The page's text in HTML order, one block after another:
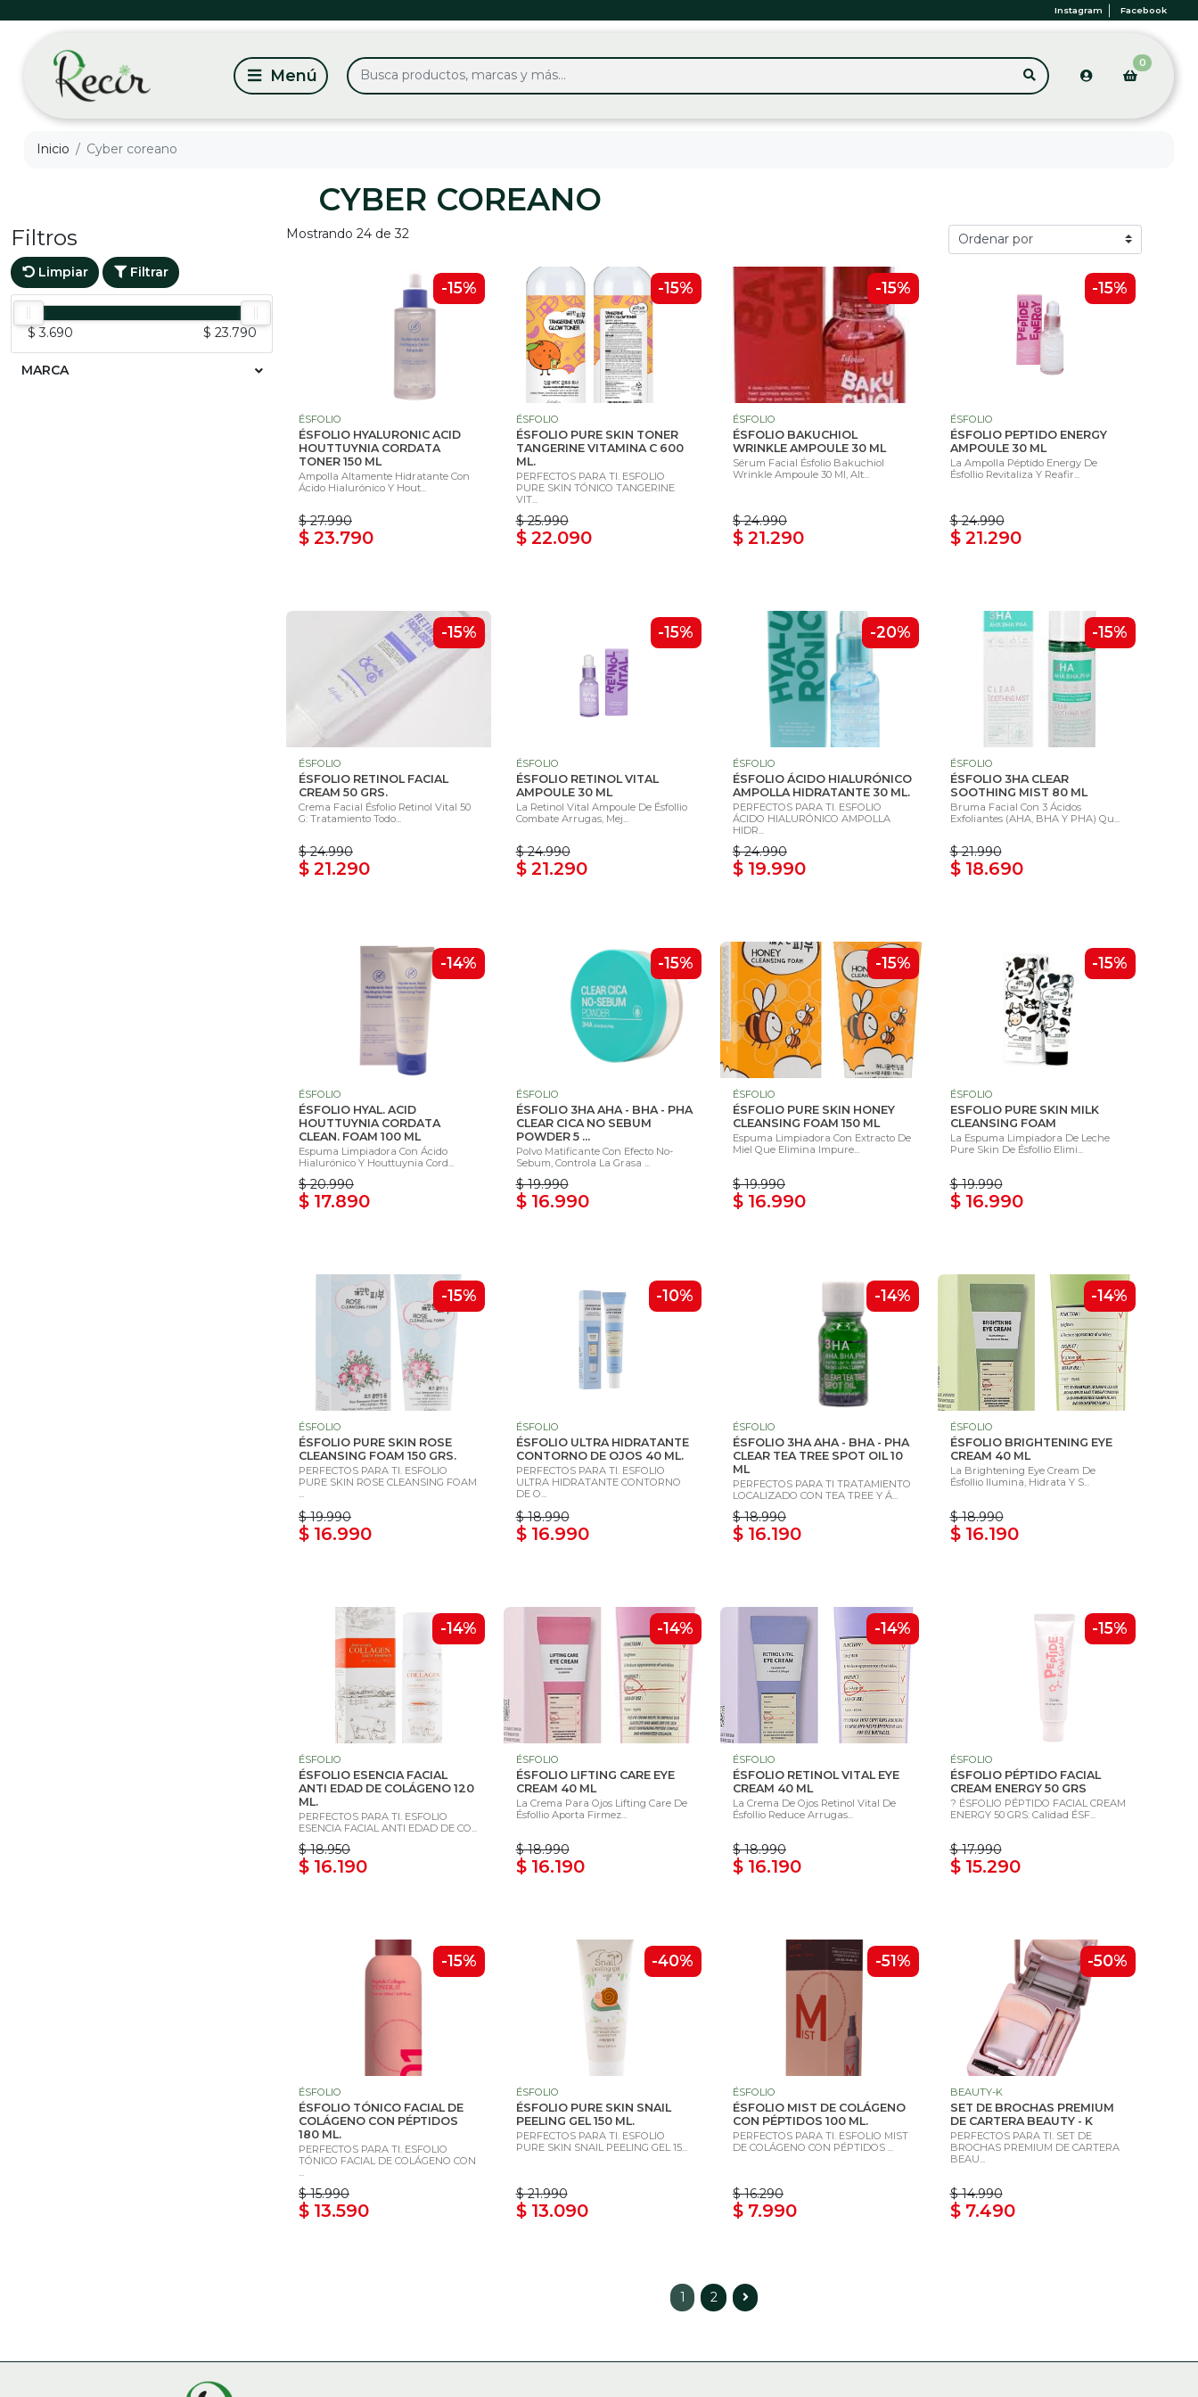
Instagram Facebook
0
Inicio Cyber coreano
CYBER COREANO
Filtros
Limpiar Filtrar
$ 3.690 $ 23.790
MARCA
Mostrando 24 de 32
-15%
ÉSFOLIO
ÉSFOLIO HYALURONIC ACID
HOUTTUYNIA CORDATA
TONER 150 ML
Ampolla Altamente Hidratante Con
Ácido Hialurónico Y Hout...
$ 27.990
$ 23.790
-15%
ÉSFOLIO
ÉSFOLIO PURE SKIN TONER
TANGERINE VITAMINA C 600
ML.
PERFECTOS PARA TI. ESFOLIO
PURE SKIN TÓNICO TANGERINE
VIT...
$ 25.990
$ 22.090
-15%
ÉSFOLIO
ÉSFOLIO BAKUCHIOL
WRINKLE AMPOULE 30 ML
Sérum Facial Ésfolio Bakuchiol
Wrinkle Ampoule 30 Ml, Alt...
$ 24.990
$ 21.290
-15%
ÉSFOLIO
ÉSFOLIO PEPTIDO ENERGY
AMPOULE 30 ML
La Ampolla Péptido Energy De
Ésfollio Revitaliza Y Reafir...
$ 24.990
$ 21.290
-15%
ÉSFOLIO
ÉSFOLIO RETINOL FACIAL
CREAM 50 GRS.
Crema Facial Ésfolio Retinol Vital 50
G: Tratamiento Todo...
$ 24.990
$ 21.290
-15%
ÉSFOLIO
ÉSFOLIO RETINOL VITAL
AMPOULE 30 ML
La Retinol Vital Ampoule De Ésfollio
Combate Arrugas, Mej...
$ 24.990
$ 21.290
-20%
ÉSFOLIO
ÉSFOLIO ÁCIDO HIALURÓNICO
AMPOLLA HIDRATANTE 30 ML.
PERFECTOS PARA TI. ESFOLIO
ÁCIDO HIALURÓNICO AMPOLLA
HIDR...
$ 24.990
$ 19.990
-15%
ÉSFOLIO
ÉSFOLIO 3HA CLEAR
SOOTHING MIST 80 ML
Bruma Facial Con 3 Ácidos
Exfoliantes (AHA, BHA Y PHA) Qu...
$ 21.990
$ 18.690
-14%
ÉSFOLIO
ÉSFOLIO HYAL. ACID
HOUTTUYNIA CORDATA
CLEAN. FOAM 100 ML
Espuma Limpiadora Con Ácido
Hialurónico Y Houttuynia Cord...
$ 20.990
$ 17.890
-15%
ÉSFOLIO
ÉSFOLIO 3HA AHA - BHA - PHA
CLEAR CICA NO SEBUM
POWDER 5 ...
Polvo Matificante Con Efecto No-
Sebum, Controla La Grasa ...
$ 19.990
$ 16.990
-15%
ÉSFOLIO
ÉSFOLIO PURE SKIN HONEY
CLEANSING FOAM 150 ML
Espuma Limpiadora Con Extracto De
Miel Que Elimina Impure...
$ 19.990
$ 16.990
-15%
ÉSFOLIO
ESFOLIO PURE SKIN MILK
CLEANSING FOAM
La Espuma Limpiadora De Leche
Pure Skin De Ésfollio Elimi...
$ 19.990
$ 16.990
-15%
ÉSFOLIO
ÉSFOLIO PURE SKIN ROSE
CLEANSING FOAM 150 GRS.
PERFECTOS PARA TI. ESFOLIO
PURE SKIN ROSE CLEANSING FOAM
...
$ 19.990
$ 16.990
-10%
ÉSFOLIO
ÉSFOLIO ULTRA HIDRATANTE
CONTORNO DE OJOS 40 ML.
PERFECTOS PARA TI. ESFOLIO
ULTRA HIDRATANTE CONTORNO
DE O...
$ 18.990
$ 16.990
-14%
ÉSFOLIO
ÉSFOLIO 3HA AHA - BHA - PHA
CLEAR TEA TREE SPOT OIL 10
ML
PERFECTOS PARA TI TRATAMIENTO
LOCALIZADO CON TEA TREE Y Á...
$ 18.990
$ 16.190
-14%
ÉSFOLIO
ÉSFOLIO BRIGHTENING EYE
CREAM 40 ML
La Brightening Eye Cream De
Ésfollio Ilumina, Hidrata Y S...
$ 18.990
$ 16.190
-14%
ÉSFOLIO
ÉSFOLIO ESENCIA FACIAL
ANTI EDAD DE COLÁGENO 120
ML.
PERFECTOS PARA TI. ESFOLIO
ESENCIA FACIAL ANTI EDAD DE CO...
$ 18.950
$ 16.190
-14%
ÉSFOLIO
ÉSFOLIO LIFTING CARE EYE
CREAM 40 ML
La Crema Para Ojos Lifting Care De
Ésfollio Aporta Firmez...
$ 18.990
$ 16.190
-14%
ÉSFOLIO
ÉSFOLIO RETINOL VITAL EYE
CREAM 40 ML
La Crema De Ojos Retinol Vital De
Ésfollio Reduce Arrugas...
$ 18.990
$ 16.190
-15%
ÉSFOLIO
ÉSFOLIO PÉPTIDO FACIAL
CREAM ENERGY 50 GRS
? ÉSFOLIO PÉPTIDO FACIAL CREAM
ENERGY 50 GRS: Calidad ÉSF...
$ 17.990
$ 15.290
-15%
ÉSFOLIO
ÉSFOLIO TÓNICO FACIAL DE
COLÁGENO CON PÉPTIDOS
180 ML.
PERFECTOS PARA TI. ESFOLIO
TÓNICO FACIAL DE COLÁGENO CON
...
$ 15.990
$ 13.590
-40%
ÉSFOLIO
ÉSFOLIO PURE SKIN SNAIL
PEELING GEL 150 ML.
PERFECTOS PARA TI. ESFOLIO
PURE SKIN SNAIL PEELING GEL 15...
$ 21.990
$ 13.090
-51%
ÉSFOLIO
ÉSFOLIO MIST DE COLÁGENO
CON PÉPTIDOS 100 ML.
PERFECTOS PARA TI. ESFOLIO MIST
DE COLÁGENO CON PÉPTIDOS ...
$ 16.290
$ 7.990
-50%
BEAUTY-K
SET DE BROCHAS PREMIUM
DE CARTERA BEAUTY - K
PERFECTOS PARA TI. SET DE
BROCHAS PREMIUM DE CARTERA
BEAU...
$ 14.990
$ 7.490
1 2